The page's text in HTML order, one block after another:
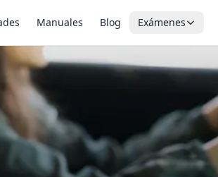
Manuales Blog Exámenes